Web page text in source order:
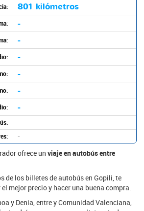
801 kilómetros
-
-
-
-
-
-
-
-
ofrece un viaje en autobús entre
de los billetes de autobús en Gopili, te
mejor precio y hacer una buena compra.
y Denia, entre y Comunidad Valenciana,